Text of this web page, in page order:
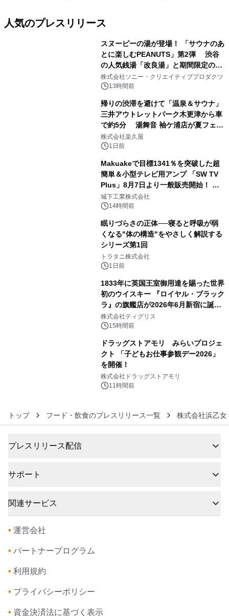
人気のプレスリリース
スヌーピーの湯が登場！ 「サウナのあ
とに楽しむPEANUTS」第2弾 渋谷
の人気銭湯「改良湯」と期間限定のコ
ラボレーション サウナイキタイコラ
ボグッズも発売決定！
株式会社ソニー・クリエイティブプロダクツ
13時間前
帰りの渋滞を避けて「温泉＆サウナ」
三井アウトレットパーク木更津から車
で約5分 湯舞音 袖ケ浦店が夏フェア
メニューを提供
株式会社楽久屋
1日前
Makuakeで目標1341％を突破した超
簡単＆小型テレビ用アンプ 「SW TV
Plus」8月7日より一般販売開始！ ケ
ーブル1本つなぐだけ、テレビの音が
ぐっと豊かに
城下工業株式会社
14時間前
眠りづらさの正体──寝ると呼吸が弱
くなる"体の構造"をやさしく解説する
シリーズ第1回
トラタニ株式会社
1日前
1833年に英国王室御用達を賜った世界
初のウイスキー 『ロイヤル・ブラック
ラ』の旗艦店が2026年6月新宿に誕
生 バカルディ ジャパンと連携した
没入型バー「BAR Arca」
株式会社ティグリス
15時間前
ドラッグストアモリ みらいプロジェ
クト 「子どもお仕事参観デー2026」
を開催！
株式会社ドラッグストアモリ
11時間前
トップ フード・飲食のプレスリリース一覧 株式会社浜乙女
プレスリリース配信
サポート
関連サービス
• 運営会社
• パートナープログラム
• 利用規約
• プライバシーポリシー
• 資金決済法に基づく表示